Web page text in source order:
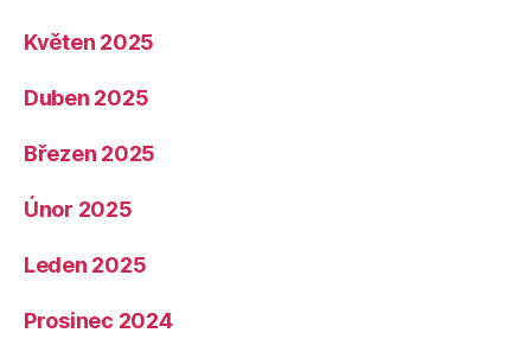
Květen 2025
Duben 2025
Březen 2025
Únor 2025
Leden 2025
Prosinec 2024